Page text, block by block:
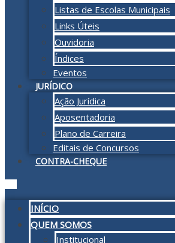
Listas de Escolas Municipais
Links Úteis
Ouvidoria
Índices
Eventos
JURÍDICO
Ação Jurídica
Aposentadoria
Plano de Carreira
Editais de Concursos
CONTRA-CHEQUE
INÍCIO
QUEM SOMOS
Institucional